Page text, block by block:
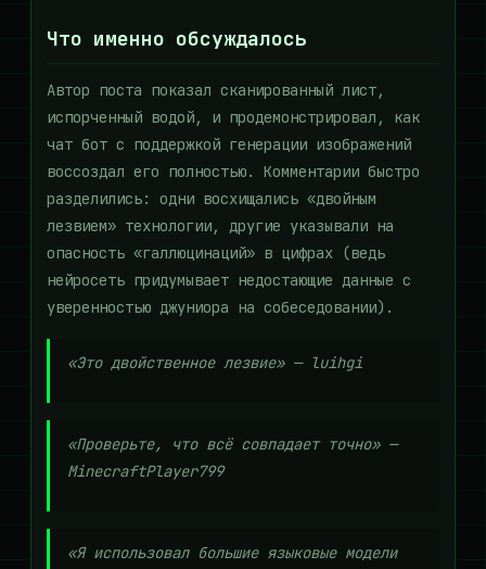
Что именно обсуждалось
Автор поста показал сканированный лист,
испорченный водой, и продемонстрировал, как
чат бот с поддержкой генерации изображений
воссоздал его полностью. Комментарии быстро
разделились: одни восхищались «двойным
лезвием» технологии, другие указывали на
опасность «галлюцинаций» в цифрах (ведь
нейросеть придумывает недостающие данные с
уверенностью джуниора на собеседовании).
«Это двойственное лезвие» — luihgi
«Проверьте, что всё совпадает точно» —
MinecraftPlayer799
«Я использовал большие языковые модели